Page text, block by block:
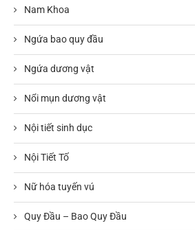
Nam Khoa
Ngứa bao quy đầu
Ngứa dương vật
Nổi mụn dương vật
Nội tiết sinh dục
Nội Tiết Tố
Nữ hóa tuyến vú
Quy Đầu – Bao Quy Đầu